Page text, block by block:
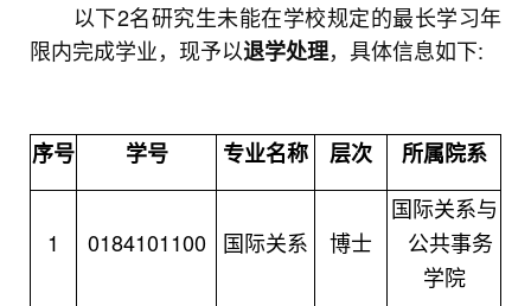
以下2名研究生未能在学校规定的最长学习年
限内完成学业，现予以退学处理，具体信息如下:
序号 学号 专业名称 层次 所属院系
1 0184101100 国际关系 博士
国际关系与
公共事务
学院